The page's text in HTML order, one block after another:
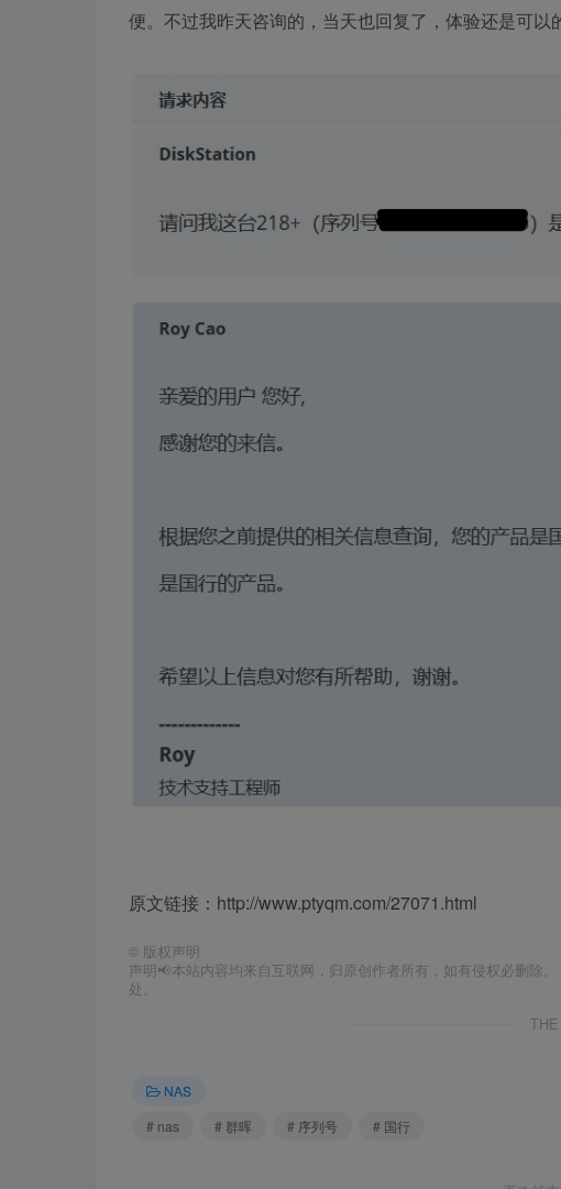
便。不过我昨天咨询的，当天也回复了，体验还是可以
原文链接：http://www.ptyqm.com/27071.html
© 版权声明
声明📢本站内容均来自互联网，归原创作者所有，如有侵权必删除
处。
THE
NAS
# nas
# 群晖 # 序列号 # 国行